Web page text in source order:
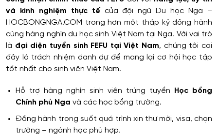
và kinh nghiệm thực tếcủa đội ngũ Du học Nga –
HOCBONGNGA.COM trong hơn một thập kỷ đồng hành
cùng hàng nghìn du học sinh Việt Nam tại Nga. Với vai trò
là đại diện tuyển sinh FEFU tại Việt Nam, chúng tôi coi
đây là trách nhiệm danh dự để mang lại cơ hội học tập
tốt nhất cho sinh viên Việt Nam.
Hỗ trợ hàng nghìn sinh viên trúng tuyển Học bổng
Chính phủ Nga và các học bổng trường.
Đồng hành trong suốt quá trình xin thư mời, visa, chọn
trường – ngành học phù hợp.